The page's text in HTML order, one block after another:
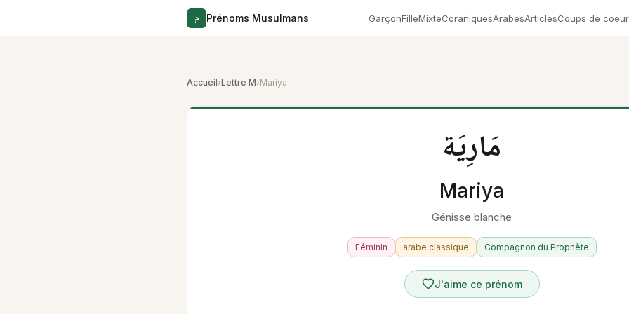
م Prénoms Musulmans GarçonFilleMixteCoraniquesArabesArticlesCoups de coeur
Accueil›Lettre M›Mariya
مَارِيَة
Mariya
Génisse blanche
Féminin arabe classique Compagnon du Prophète
J'aime ce prénom